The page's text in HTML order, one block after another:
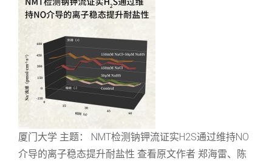
厦门大学 主题： NMT检测钠钾流证实H2S通过维持NO
介导的离子稳态提升耐盐性 查看原文作者 郑海雷、陈